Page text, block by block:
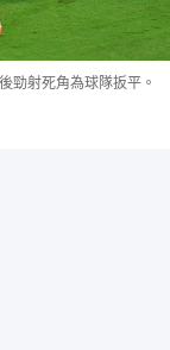
勁射死角為球隊扳平。